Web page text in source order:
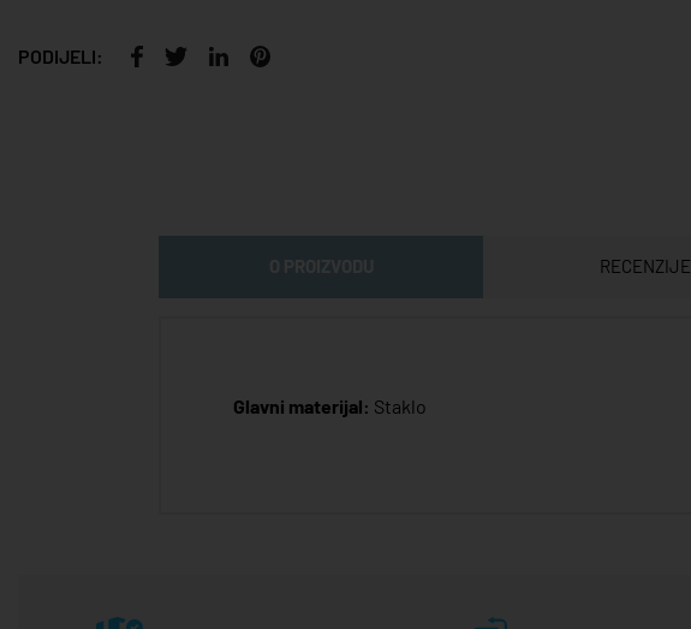
PODIJELI:
RECENZIJE
Glavni materijal: Staklo